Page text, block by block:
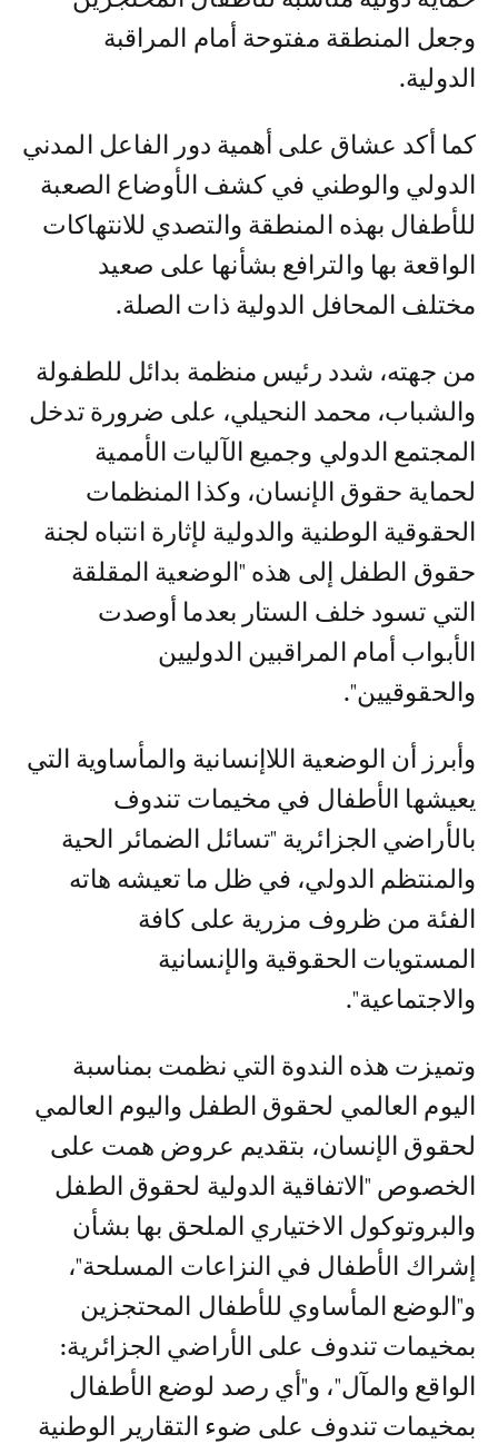
وجعل المنطقة مفتوحة أمام المراقبة
الدولية.
كما أكد عشاق على أهمية دور الفاعل المدني
الدولي والوطني في كشف الأوضاع الصعبة
للأطفال بهذه المنطقة والتصدي للانتهاكات
الواقعة بها والترافع بشأنها على صعيد
مختلف المحافل الدولية ذات الصلة.
من جهته، شدد رئيس منظمة بدائل للطفولة
والشباب، محمد النحيلي، على ضرورة تدخل
المجتمع الدولي وجميع الآليات الأممية
لحماية حقوق الإنسان، وكذا المنظمات
الحقوقية الوطنية والدولية لإثارة انتباه لجنة
حقوق الطفل إلى هذه "الوضعية المقلقة
التي تسود خلف الستار بعدما أوصدت
الأبواب أمام المراقبين الدوليين
والحقوقيين".
وأبرز أن الوضعية اللاإنسانية والمأساوية التي
يعيشها الأطفال في مخيمات تندوف
بالأراضي الجزائرية "تسائل الضمائر الحية
والمنتظم الدولي، في ظل ما تعيشه هاته
الفئة من ظروف مزرية على كافة
المستويات الحقوقية والإنسانية
والاجتماعية".
وتميزت هذه الندوة التي نظمت بمناسبة
اليوم العالمي لحقوق الطفل واليوم العالمي
لحقوق الإنسان، بتقديم عروض همت على
الخصوص "الاتفاقية الدولية لحقوق الطفل
والبروتوكول الاختياري الملحق بها بشأن
إشراك الأطفال في النزاعات المسلحة"،
و"الوضع المأساوي للأطفال المحتجزين
بمخيمات تندوف على الأراضي الجزائرية:
الواقع والمآل"، و"أي رصد لوضع الأطفال
بمخيمات تندوف على ضوء التقارير الوطنية